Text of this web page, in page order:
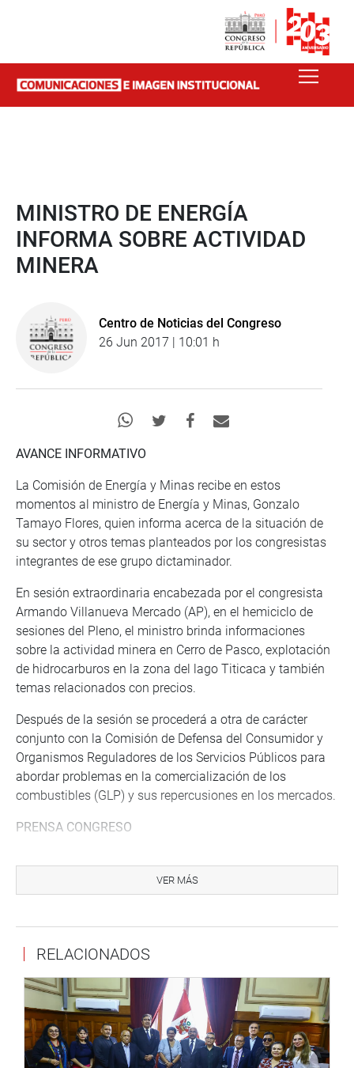
MINISTRO DE ENERGÍA
INFORMA SOBRE ACTIVIDAD
MINERA
Centro de Noticias del Congreso
26 Jun 2017 | 10:01 h
AVANCE INFORMATIVO
La Comisión de Energía y Minas recibe en estos
momentos al ministro de Energía y Minas, Gonzalo
Tamayo Flores, quien informa acerca de la situación de
su sector y otros temas planteados por los congresistas
integrantes de ese grupo dictaminador.
En sesión extraordinaria encabezada por el congresista
Armando Villanueva Mercado (AP), en el hemiciclo de
sesiones del Pleno, el ministro brinda informaciones
sobre la actividad minera en Cerro de Pasco, explotación
de hidrocarburos en la zona del lago Titicaca y también
temas relacionados con precios.
Después de la sesión se procederá a otra de carácter
conjunto con la Comisión de Defensa del Consumidor y
Organismos Reguladores de los Servicios Públicos para
abordar problemas en la comercialización de los
combustibles (GLP) y sus repercusiones en los mercados.
PRENSA CONGRESO
Twitter:https://twitter.com/congresoperu
Youtube:http://www.youtube.com/congresoperu
Soundcloud:https://soundcloud.com/radiocongreso
VER MÁS
RELACIONADOS